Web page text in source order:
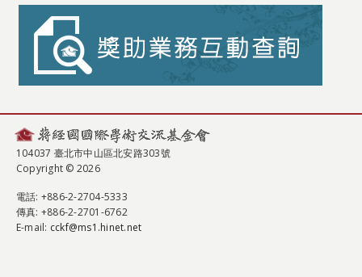
104037 臺北市中山區北安路303號
Copyright © 2026
電話: +886-2-2704-5333
傳真: +886-2-2701-6762
E-mail: cckf@ms1.hinet.net